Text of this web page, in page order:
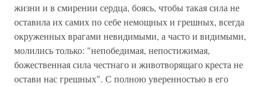
жизни и в смирении сердца, боясь, чтобы такая сила не
оставила их самих по себе немощных и грешных, всегда
окруженных врагами невидимыми, а часто и видимыми,
молились только: "непобедимая, непостижимая,
божественная сила честнаго и животворящаго креста не
остави нас грешных". С полною уверенностью в его